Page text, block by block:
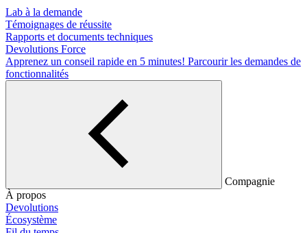
Lab à la demande
Témoignages de réussite
Rapports et documents techniques
Devolutions Force
Apprenez un conseil rapide en 5 minutes! Parcourir les demandes de
fonctionnalités
Compagnie
À propos
Devolutions
Écosystème